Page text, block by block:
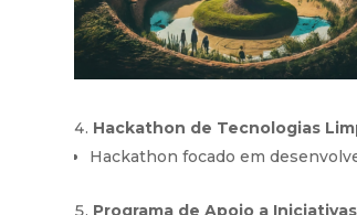
Hackathon de Tecnologias
Hackathon focado em
Programa de Apoio a